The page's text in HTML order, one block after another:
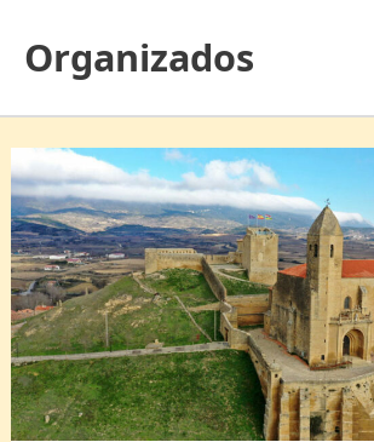
contenido
Organizados